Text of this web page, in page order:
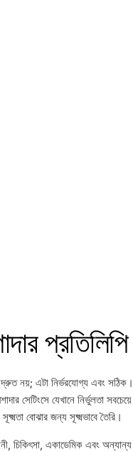
প্রতিলিপি
দ্রুত নয়; এটা নির্ভরযোগ্য এবং
সেটিংসে যেখানে নির্ভুলতা
সূক্ষ্মতা বোঝার জন্য সূক্ষ্মভাবে তৈরি।
চিকিৎসা, একাডেমিক এবং অন্যান্য